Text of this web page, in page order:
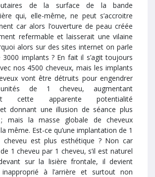
de la surface de la bande
qui, elle-même, ne peut s’accroitre
car alors l’ouverture de peau créée
refermable et laisserait une vilaine
alors sur des sites internet on parle
implants ? En fait il s’agit toujours
nos 4500 cheveux, mais les implants
vont être détruits pour engendrer
de 1 cheveu, augmentant
cette apparente potentialité
donnant une illusion de séance plus
mais la masse globale de cheveux
même. Est-ce qu’une implantation de 1
cheveu est plus esthétique ? Non car
1 cheveu par 1 cheveu, s’il est naturel
sur la lisière frontale, il devient
à l’arrière et surtout non